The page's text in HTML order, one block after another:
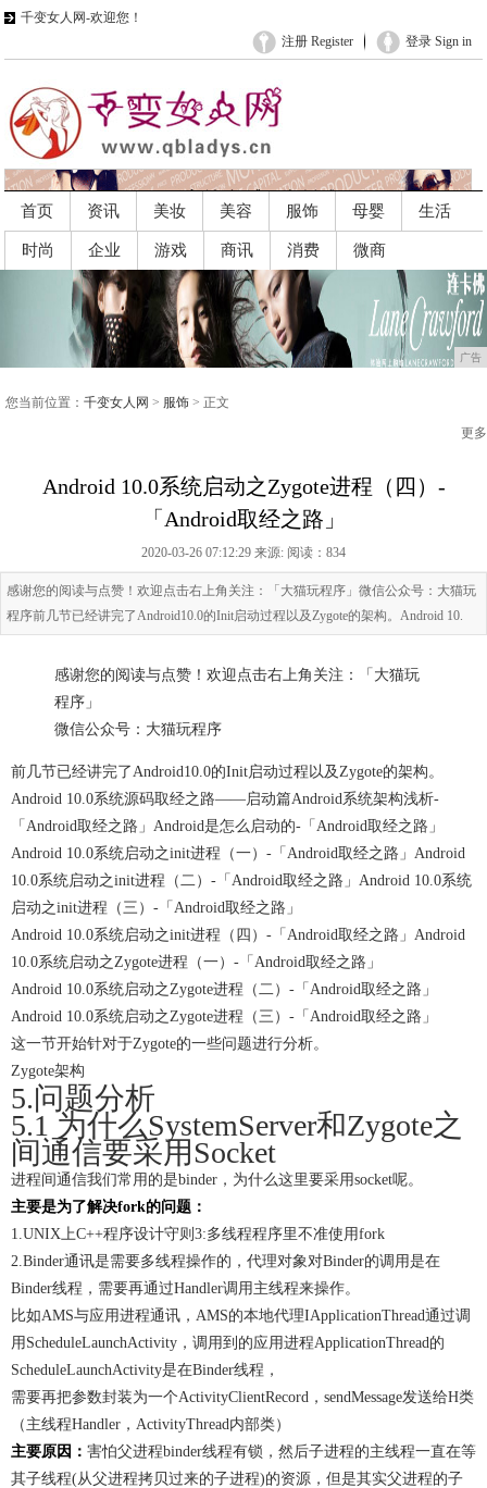
千变女人网-欢迎您！
登录 Sign in
注册 Register
首页 资讯 美妆 美容 服饰 母婴 生活
时尚 企业 游戏 商讯 消费 微商
广告
您当前位置： 千变女人网 > 服饰 > 正文
更多
Android 10.0系统启动之Zygote进程（四）-
「Android取经之路」
2020-03-26 07:12:29 来源: 阅读：834
感谢您的阅读与点赞！欢迎点击右上角关注：「大猫玩程序」微信公众号：大猫玩
程序前几节已经讲完了Android10.0的Init启动过程以及Zygote的架构。Android 10.
感谢您的阅读与点赞！欢迎点击右上角关注：「大猫玩
程序」
微信公众号：大猫玩程序
前几节已经讲完了Android10.0的Init启动过程以及Zygote的架构。
Android 10.0系统源码取经之路——启动篇Android系统架构浅析-
「Android取经之路」 Android是怎么启动的-「Android取经之路」
Android 10.0系统启动之init进程（一）-「Android取经之路」 Android
10.0系统启动之init进程（二）-「Android取经之路」 Android 10.0系统
启动之init进程（三）-「Android取经之路」
Android 10.0系统启动之init进程（四）-「Android取经之路」 Android
10.0系统启动之Zygote进程（一）-「Android取经之路」
Android 10.0系统启动之Zygote进程（二）-「Android取经之路」
Android 10.0系统启动之Zygote进程（三）-「Android取经之路」
这一节开始针对于Zygote的一些问题进行分析。
Zygote架构
5.问题分析
5.1 为什么SystemServer和Zygote之
间通信要采用Socket
进程间通信我们常用的是binder，为什么这里要采用socket呢。
主要是为了解决fork的问题：
1.UNIX上C++程序设计守则3:多线程程序里不准使用fork
2.Binder通讯是需要多线程操作的，代理对象对Binder的调用是在
Binder线程，需要再通过Handler调用主线程来操作。
比如AMS与应用进程通讯，AMS的本地代理IApplicationThread通过调
用ScheduleLaunchActivity，调用到的应用进程ApplicationThread的
ScheduleLaunchActivity是在Binder线程，
需要再把参数封装为一个ActivityClientRecord，sendMessage发送给H类
（主线程Handler，ActivityThread内部类）
主要原因： 害怕父进程binder线程有锁，然后子进程的主线程一直在等
其子线程(从父进程拷贝过来的子进程)的资源，但是其实父进程的子